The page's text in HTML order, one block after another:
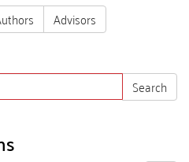
Advisors
Search